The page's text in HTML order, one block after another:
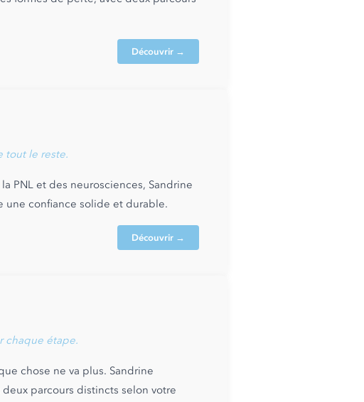
Découvrir →
tout le reste.
PNL et des neurosciences, Sandrine
une confiance solide et durable.
Découvrir →
chaque étape.
chose ne va plus. Sandrine
parcours distincts selon votre